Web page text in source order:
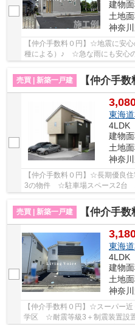
建物
土地
神奈
【仲介手数料０円】☆地震に安
種による）♪ ☆急な雨にも安心
売買 | 新築一戸建
【仲介手数料０円】
東海
4LDK
建物
土地
神奈
【仲介手数料０円】☆長期優良
3の物件 ☆駐車場スペース2台
売買 | 新築一戸建
【仲介手数料０円】
東海
4LDK
建物
土地
神奈
【仲介手数料０円】☆スーパー
学区 ☆耐震等級3＋制震装置設